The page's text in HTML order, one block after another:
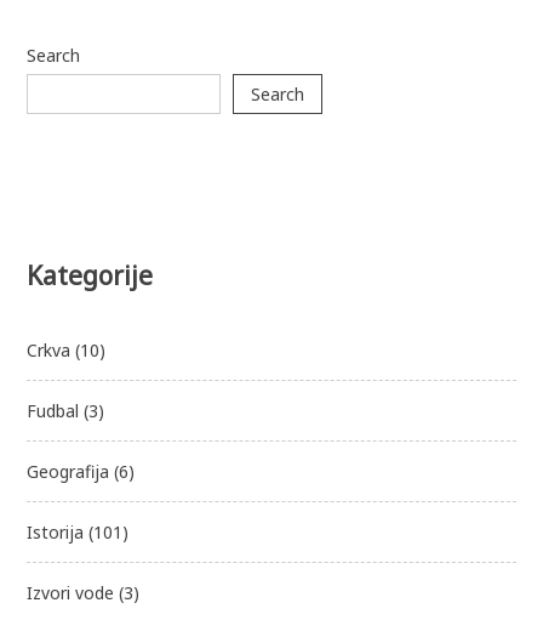
Search
Search
Kategorije
Crkva (10)
Fudbal (3)
Geografija (6)
Istorija (101)
Izvori vode (3)